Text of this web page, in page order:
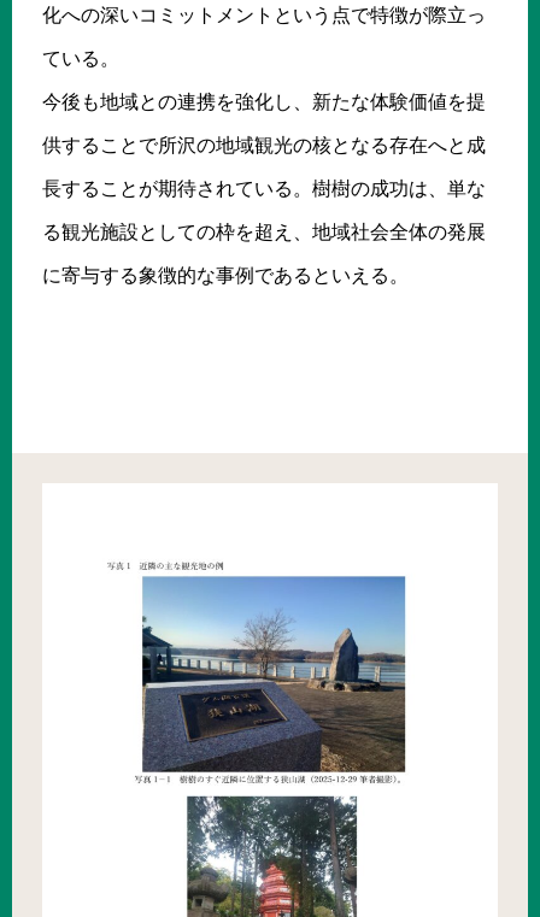
化への深いコミットメントという点で特徴が際立っ
ている。
今後も地域との連携を強化し、新たな体験価値を提
供することで所沢の地域観光の核となる存在へと成
長することが期待されている。樹樹の成功は、単な
る観光施設としての枠を超え、地域社会全体の発展
に寄与する象徴的な事例であるといえる。